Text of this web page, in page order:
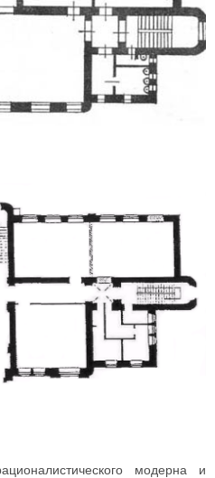
модерна и